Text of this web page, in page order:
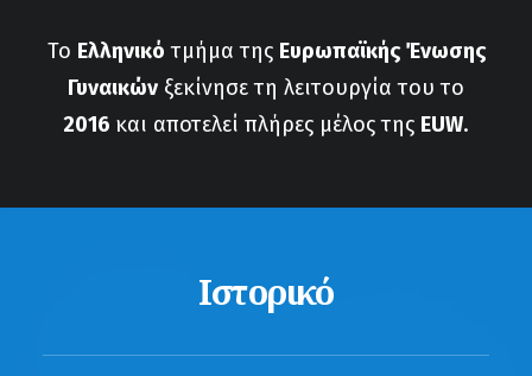
Το Ελληνικό τμήμα της Ευρωπαϊκής Ένωσης
Γυναικών ξεκίνησε τη λειτουργία του το
2016 και αποτελεί πλήρες μέλος της EUW.
Ιστορικό